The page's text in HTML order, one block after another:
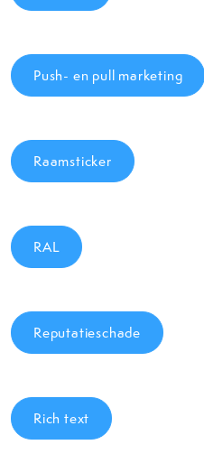
Push- en pull marketing
Raamsticker
RAL
Reputatieschade
Rich text